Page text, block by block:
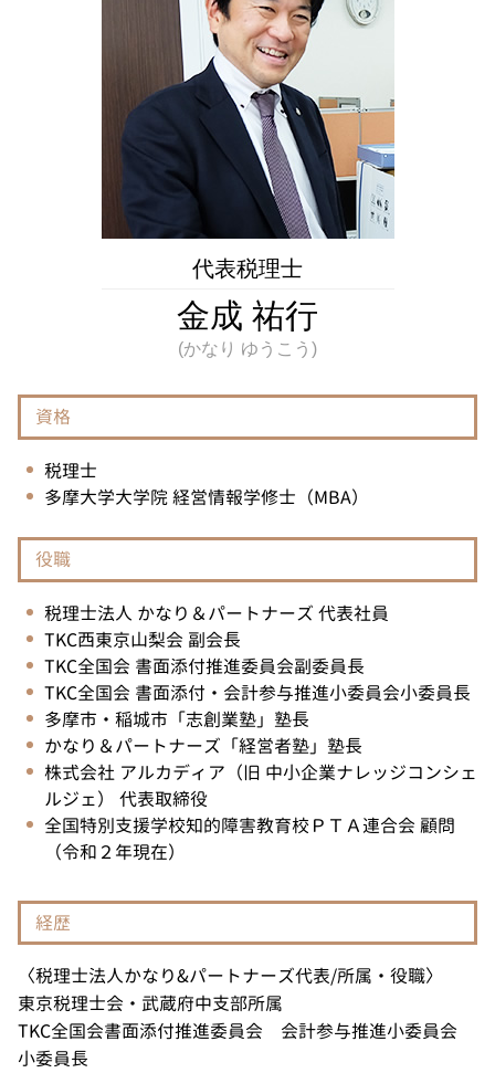
相続税 とは
控除限度額 とは
所得 隠し とは
脱税 とは
源泉所得税 とは
ふるさと納税 とは
不動産相続 府中市 相談
不動産相続 多摩市 税理士
不動産相続 国立市 税理士
不動産相続 調布市 相談
相続税 調布市 税理士
相続 埼玉県 相談
不動産相続 多摩市 相談
相続税 府中市 相談
税務相談 調布市 相談代表税理士
金成 祐行
資格
税理士
多摩大学大学院 経営情報学修士（MBA）
役職
税理士法人 かなり＆パートナーズ 代表社員
TKC西東京山梨会 副会長
TKC全国会 書面添付推進委員会副委員長
TKC全国会 書面添付・会計参与推進小委員会小委員長
多摩市・稲城市「志創業塾」塾長
かなり＆パートナーズ「経営者塾」塾長
株式会社 アルカディア（旧 中小企業ナレッジコンシェ
ルジェ） 代表取締役
全国特別支援学校知的障害教育校ＰＴＡ連合会 顧問
（令和２年現在）
経歴
〈税理士法人かなり&パートナーズ代表/所属・役職〉
東京税理士会・武蔵府中支部所属
TKC全国会書面添付推進委員会 会計参与推進小委員会
小委員長